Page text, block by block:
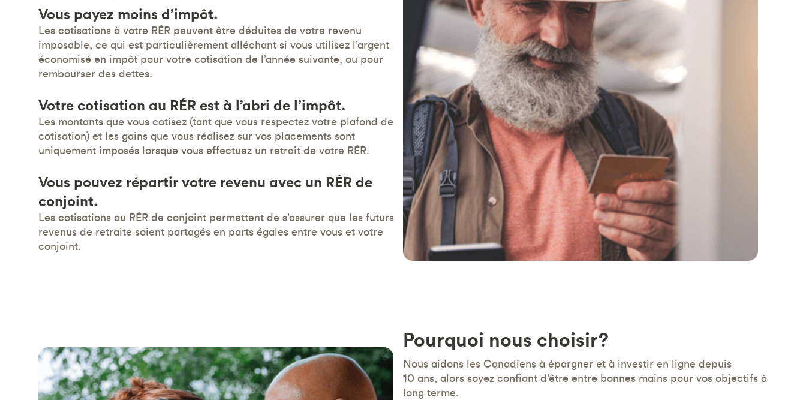
Vous payez moins d’impôt.
Les cotisations à votre RÉR peuvent être déduites de votre revenu
imposable, ce qui est particulièrement alléchant si vous utilisez l’argent
économisé en impôt pour votre cotisation de l’année suivante, ou pour
rembourser des dettes.
Votre cotisation au RÉR est à l’abri de l’impôt.
Les montants que vous cotisez (tant que vous respectez votre plafond de
cotisation) et les gains que vous réalisez sur vos placements sont
uniquement imposés lorsque vous effectuez un retrait de votre RÉR.
Vous pouvez répartir votre revenu avec un RÉR de
conjoint.
Les cotisations au RÉR de conjoint permettent de s’assurer que les futurs
revenus de retraite soient partagés en parts égales entre vous et votre
conjoint.
Pourquoi nous choisir?
Nous aidons les Canadiens à épargner et à investir en ligne depuis
10 ans, alors soyez confiant d’être entre bonnes mains pour vos objectifs à
long terme.